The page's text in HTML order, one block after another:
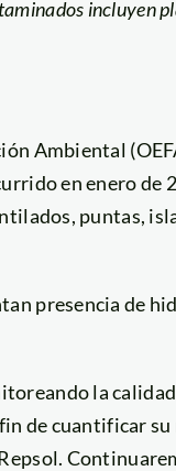
incluyen
Ambiental
en enero de
puntas,
presencia de
la
de cuantificar